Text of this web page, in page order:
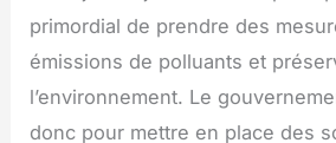
primordial de prendre des
émissions de polluants et
l’environnement. Le
donc pour mettre en place des